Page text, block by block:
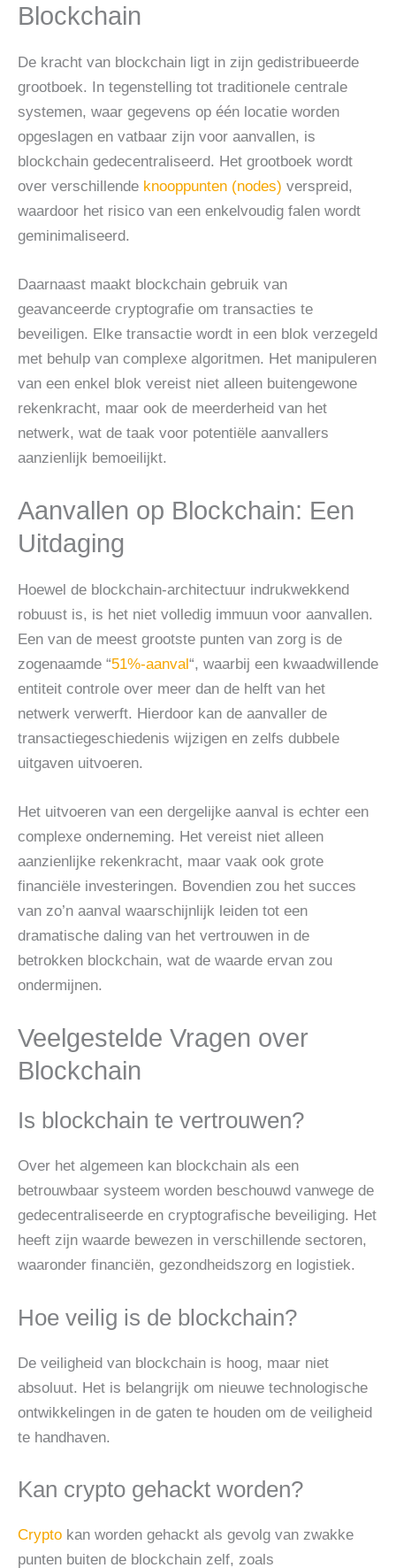
Blockchain
De kracht van blockchain ligt in zijn gedistribueerde
grootboek. In tegenstelling tot traditionele centrale
systemen, waar gegevens op één locatie worden
opgeslagen en vatbaar zijn voor aanvallen, is
blockchain gedecentraliseerd. Het grootboek wordt
over verschillende knooppunten (nodes) verspreid,
waardoor het risico van een enkelvoudig falen wordt
geminimaliseerd.
Daarnaast maakt blockchain gebruik van
geavanceerde cryptografie om transacties te
beveiligen. Elke transactie wordt in een blok verzegeld
met behulp van complexe algoritmen. Het manipuleren
van een enkel blok vereist niet alleen buitengewone
rekenkracht, maar ook de meerderheid van het
netwerk, wat de taak voor potentiële aanvallers
aanzienlijk bemoeilijkt.
Aanvallen op Blockchain: Een
Uitdaging
Hoewel de blockchain-architectuur indrukwekkend
robuust is, is het niet volledig immuun voor aanvallen.
Een van de meest grootste punten van zorg is de
zogenaamde “51%-aanval“, waarbij een kwaadwillende
entiteit controle over meer dan de helft van het
netwerk verwerft. Hierdoor kan de aanvaller de
transactiegeschiedenis wijzigen en zelfs dubbele
uitgaven uitvoeren.
Het uitvoeren van een dergelijke aanval is echter een
complexe onderneming. Het vereist niet alleen
aanzienlijke rekenkracht, maar vaak ook grote
financiële investeringen. Bovendien zou het succes
van zo’n aanval waarschijnlijk leiden tot een
dramatische daling van het vertrouwen in de
betrokken blockchain, wat de waarde ervan zou
ondermijnen.
Veelgestelde Vragen over
Blockchain
Is blockchain te vertrouwen?
Over het algemeen kan blockchain als een
betrouwbaar systeem worden beschouwd vanwege de
gedecentraliseerde en cryptografische beveiliging. Het
heeft zijn waarde bewezen in verschillende sectoren,
waaronder financiën, gezondheidszorg en logistiek.
Hoe veilig is de blockchain?
De veiligheid van blockchain is hoog, maar niet
absoluut. Het is belangrijk om nieuwe technologische
ontwikkelingen in de gaten te houden om de veiligheid
te handhaven.
Kan crypto gehackt worden?
Crypto kan worden gehackt als gevolg van zwakke
punten buiten de blockchain zelf, zoals